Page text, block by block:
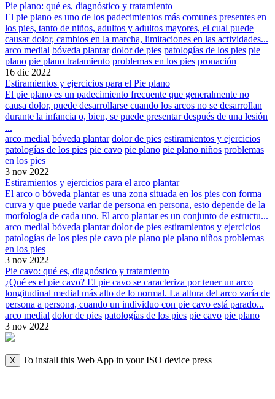
Pie plano: qué es, diagnóstico y tratamiento
El pie plano es uno de los padecimientos más comunes presentes en
los pies, tanto de niños, adultos y adultos mayores, el cual puede
causar dolor, cambios en la marcha, limitaciones en las actividades...
arco medial bóveda plantar dolor de pies patologías de los pies pie
plano pie plano tratamiento problemas en los pies pronación
16 dic 2022
Estiramientos y ejercicios para el Pie plano
El pie plano es un padecimiento frecuente que generalmente no
causa dolor, puede desarrollarse cuando los arcos no se desarrollan
durante la infancia o, bien, se puede presentar después de una lesión
...
arco medial bóveda plantar dolor de pies estiramientos y ejercicios
patologías de los pies pie cavo pie plano pie plano niños problemas
en los pies
3 nov 2022
Estiramientos y ejercicios para el arco plantar
El arco o bóveda plantar es una zona situada en los pies con forma
curva y que puede variar de persona en persona, esto depende de la
morfología de cada uno. El arco plantar es un conjunto de estructu...
arco medial bóveda plantar dolor de pies estiramientos y ejercicios
patologías de los pies pie cavo pie plano pie plano niños problemas
en los pies
3 nov 2022
Pie cavo: qué es, diagnóstico y tratamiento
¿Qué es el pie cavo? El pie cavo se caracteriza por tener un arco
longitudinal medial más alto de lo normal. La altura del arco varía de
persona a persona, cuando un individuo con pie cavo está parado...
arco medial dolor de pies patologías de los pies pie cavo pie plano
3 nov 2022
X To install this Web App in your ISO device press